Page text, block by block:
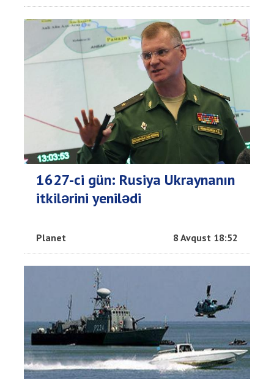
1627-ci gün: Rusiya Ukraynanın
itkilərini yenilədi
Planet 8 Avqust 18:52